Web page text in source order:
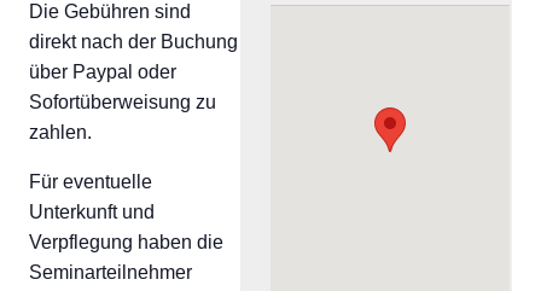
Die Gebühren sind
direkt nach der Buchung
über Paypal oder
Sofortüberweisung zu
zahlen.
Für eventuelle
Unterkunft und
Verpflegung haben die
Seminarteilnehmer